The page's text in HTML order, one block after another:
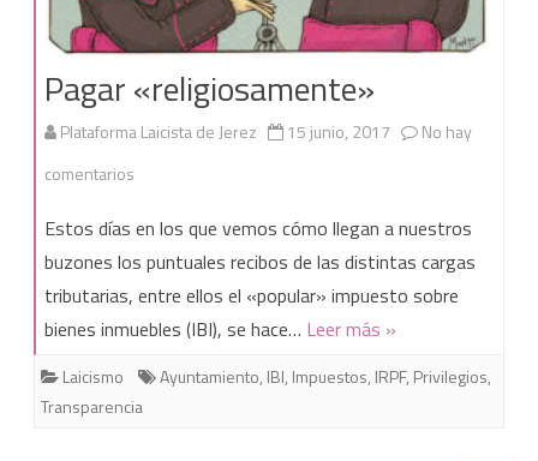
Pagar «religiosamente»
Plataforma Laicista de Jerez 15 junio, 2017
No hay
comentarios
«religiosamente»
Estos días en los que vemos cómo llegan a nuestros
buzones los puntuales recibos de las distintas cargas
tributarias, entre ellos el «popular» impuesto sobre
bienes inmuebles (IBI), se hace… Leer más »
Laicismo Ayuntamiento, IBI, Impuestos, IRPF, Privilegios,
Transparencia